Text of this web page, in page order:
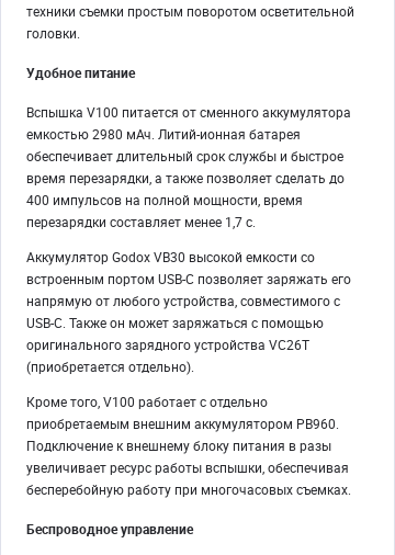
техники съемки простым поворотом осветительной
головки.
Удобное питание
Вспышка V100 питается от сменного аккумулятора
емкостью 2980 мАч. Литий-ионная батарея
обеспечивает длительный срок службы и быстрое
время перезарядки, а также позволяет сделать до
400 импульсов на полной мощности, время
перезарядки составляет менее 1,7 с.
Аккумулятор Godox VB30 высокой емкости со
встроенным портом USB-C позволяет заряжать его
напрямую от любого устройства, совместимого с
USB-C. Также он может заряжаться с помощью
оригинального зарядного устройства VC26T
(приобретается отдельно).
Кроме того, V100 работает с отдельно
приобретаемым внешним аккумулятором PB960.
Подключение к внешнему блоку питания в разы
увеличивает ресурс работы вспышки, обеспечивая
бесперебойную работу при многочасовых съемках.
Беспроводное управление